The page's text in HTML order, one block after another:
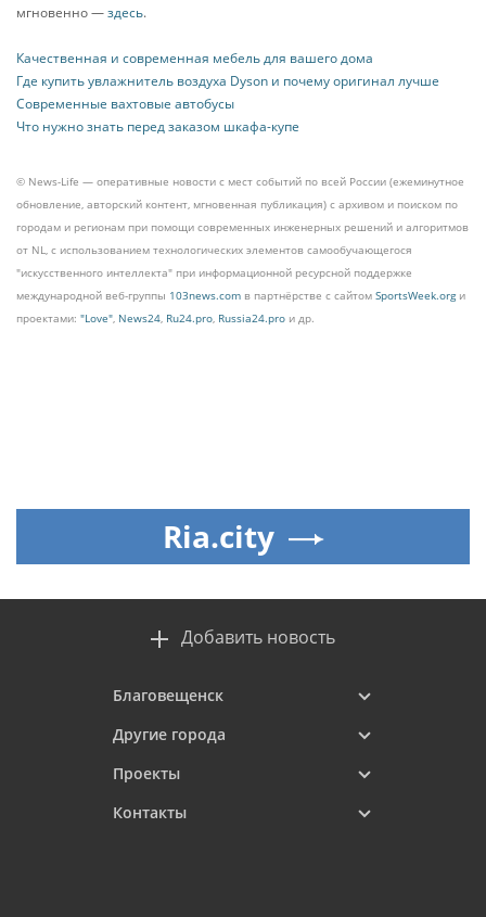
мгновенно —здесь.
Качественная и современная мебель для вашего дома
Где купить увлажнитель воздуха Dyson и почему оригинал лучше
Современные вахтовые автобусы
Что нужно знать перед заказом шкафа-купе
© News-Life — оперативные новости с мест событий по всей России (ежеминутное
обновление, авторский контент, мгновенная публикация) с архивом и поиском по
городам и регионам при помощи современных инженерных решений и алгоритмов
от NL, с использованием технологических элементов самообучающегося
"искусственного интеллекта" при информационной ресурсной поддержке
международной веб-группы 103news.com в партнёрстве с сайтом SportsWeek.orgи
проектами: "Love" News24 Ru24.pro Russia24.pro и др.
Ria.city
Добавить новость
Благовещенск
Другие города
Проекты
Контакты